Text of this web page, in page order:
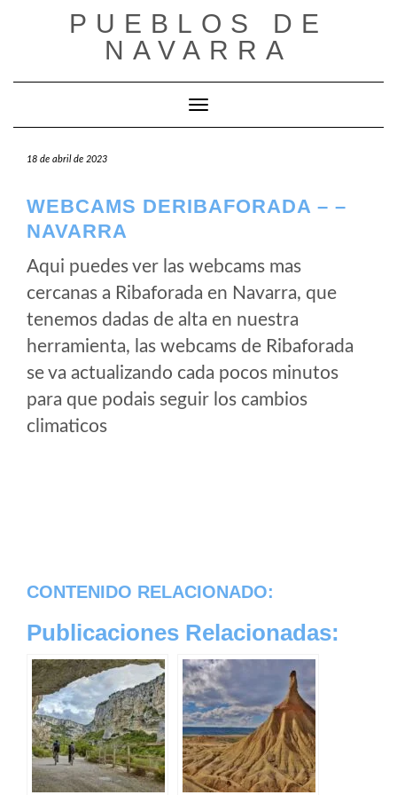
PUEBLOS DE
NAVARRA
Cambiar modo de navegación
18 de abril de 2023
WEBCAMS DERIBAFORADA – –
NAVARRA
Aqui puedes ver las webcams mas
cercanas a Ribaforada en Navarra, que
tenemos dadas de alta en nuestra
herramienta, las webcams de Ribaforada
se va actualizando cada pocos minutos
para que podais seguir los cambios
climaticos
CONTENIDO RELACIONADO:
Publicaciones Relacionadas: